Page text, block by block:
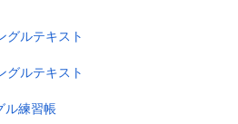
グルテキスト
グルテキスト
ル練習帳